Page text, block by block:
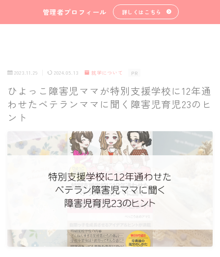
管理者プロフィール 詳しくはこちら
2023.11.29 2024.05.13 就学について PR
ひよっこ障害児ママが特別支援学校に12年通
わせたベテランママに聞く障害児育児23のヒ
ント